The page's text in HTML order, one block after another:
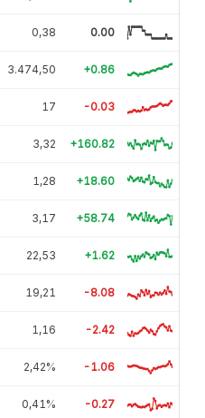
0,38 0.00
3.474,50 +0.86
17 -0.03
3,32 +160.82
1,28 +18.60
3,17 +58.74
22,53 +1.62
19,21 -8.08
1,16 -2.42
2,42% -1.06
0,41% -0.27